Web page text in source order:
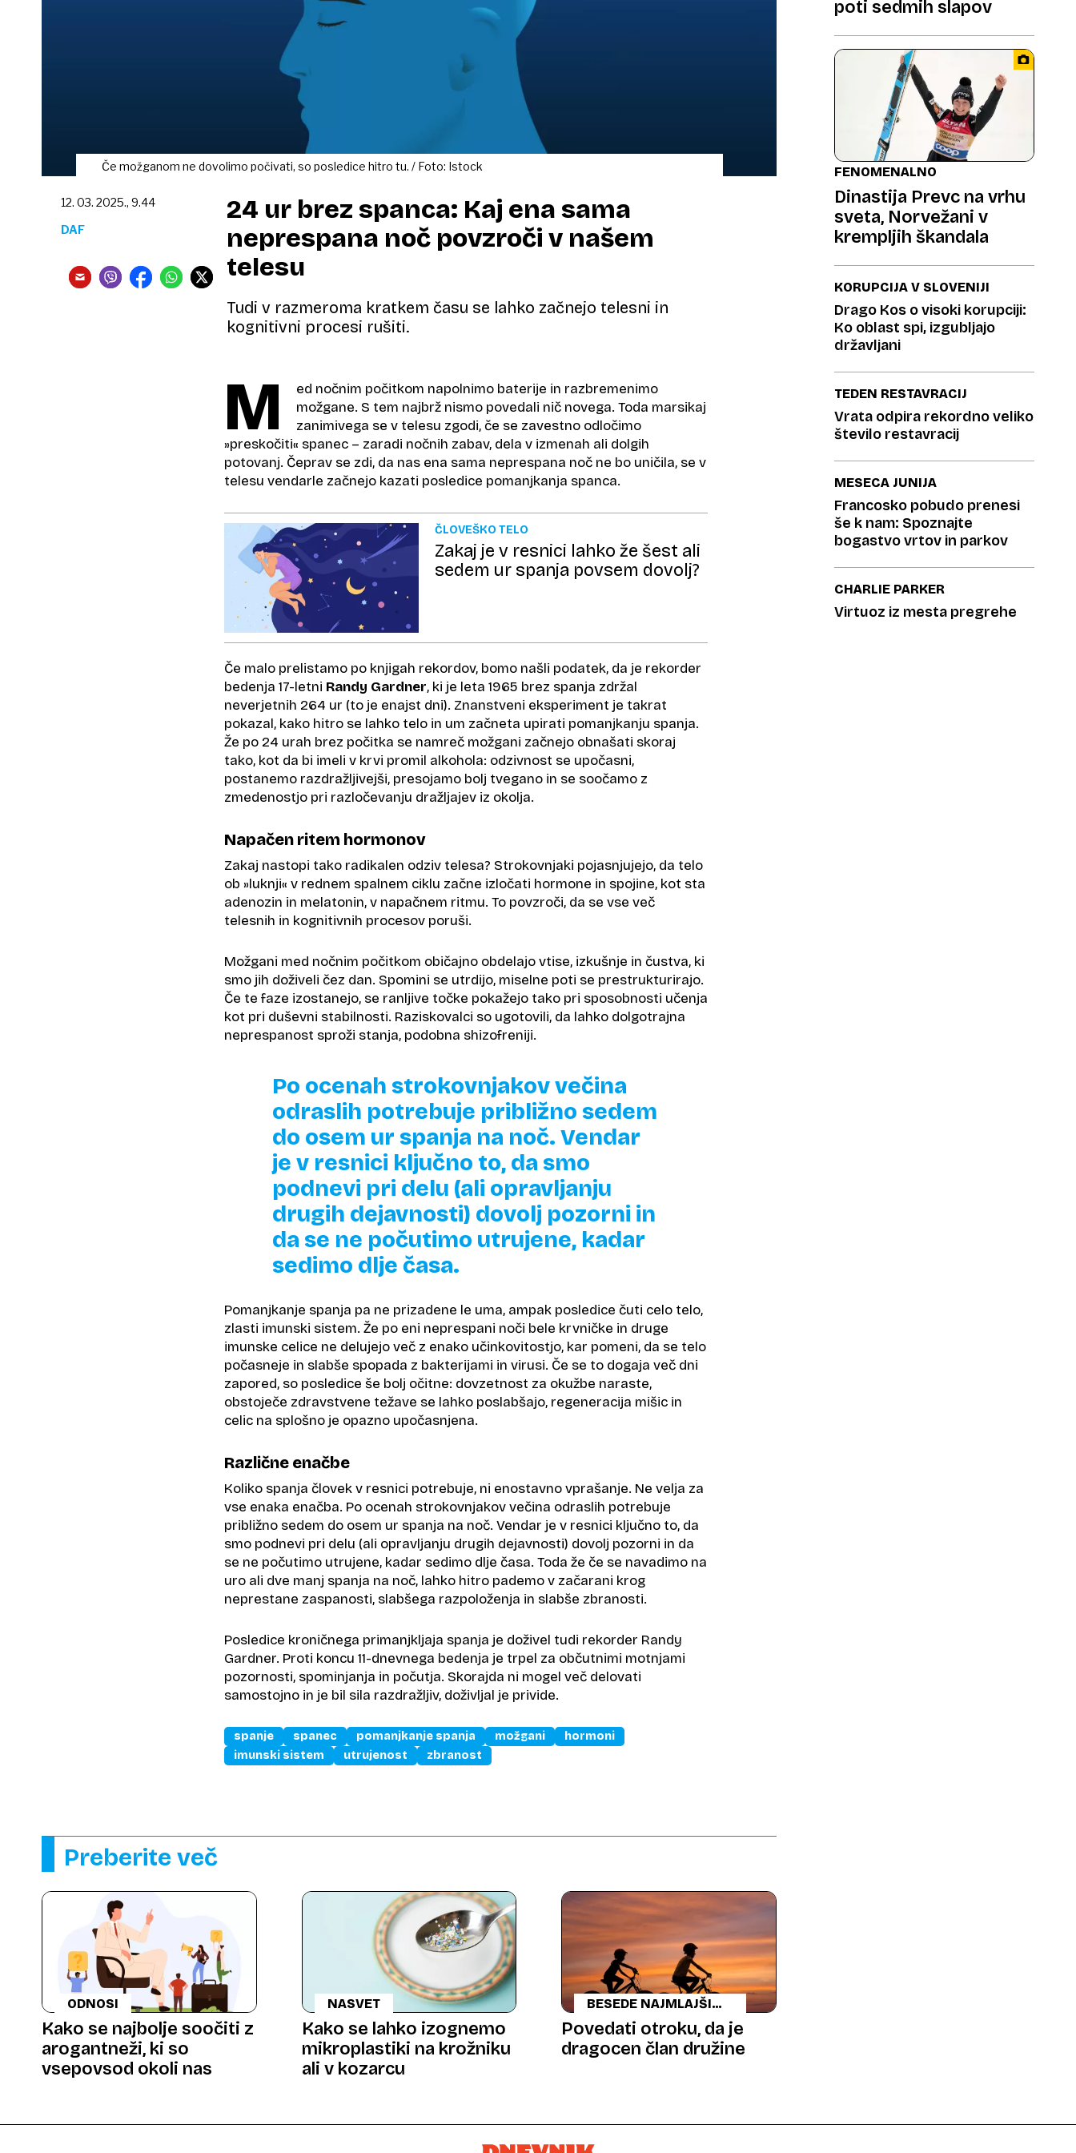
Če možganom ne dovolimo počivati, so posledice hitro tu. / Foto: Istock
24 ur brez spanca: Kaj ena sama
neprespana noč povzroči v našem
telesu
Tudi v razmeroma kratkem času se lahko začnejo telesni in
kognitivni procesi rušiti.
12. 03. 2025., 9.44
DAF
M
ed nočnim počitkom napolnimo baterije in razbremenimo
možgane. S tem najbrž nismo povedali nič novega. Toda marsikaj
zanimivega se v telesu zgodi, če se zavestno odločimo
»preskočiti« spanec – zaradi nočnih zabav, dela v izmenah ali dolgih
potovanj. Čeprav se zdi, da nas ena sama neprespana noč ne bo uničila, se v
telesu vendarle začnejo kazati posledice pomanjkanja spanca.
ČLOVEŠKO TELO
Zakaj je v resnici lahko že šest ali
sedem ur spanja povsem dovolj?
Če malo prelistamo po knjigah rekordov, bomo našli podatek, da je rekorder
bedenja 17-letni Randy Gardner, ki je leta 1965 brez spanja zdržal
neverjetnih 264 ur (to je enajst dni). Znanstveni eksperiment je takrat
pokazal, kako hitro se lahko telo in um začneta upirati pomanjkanju spanja.
Že po 24 urah brez počitka se namreč možgani začnejo obnašati skoraj
tako, kot da bi imeli v krvi promil alkohola: odzivnost se upočasni,
postanemo razdražljivejši, presojamo bolj tvegano in se soočamo z
zmedenostjo pri razločevanju dražljajev iz okolja.
Napačen ritem hormonov
Zakaj nastopi tako radikalen odziv telesa? Strokovnjaki pojasnjujejo, da telo
ob »luknji« v rednem spalnem ciklu začne izločati hormone in spojine, kot sta
adenozin in melatonin, v napačnem ritmu. To povzroči, da se vse več
telesnih in kognitivnih procesov poruši.
Možgani med nočnim počitkom običajno obdelajo vtise, izkušnje in čustva, ki
smo jih doživeli čez dan. Spomini se utrdijo, miselne poti se prestrukturirajo.
Če te faze izostanejo, se ranljive točke pokažejo tako pri sposobnosti učenja
kot pri duševni stabilnosti. Raziskovalci so ugotovili, da lahko dolgotrajna
neprespanost sproži stanja, podobna shizofreniji.
Po ocenah strokovnjakov večina
odraslih potrebuje približno sedem
do osem ur spanja na noč. Vendar
je v resnici ključno to, da smo
podnevi pri delu (ali opravljanju
drugih dejavnosti) dovolj pozorni in
da se ne počutimo utrujene, kadar
sedimo dlje časa.
Pomanjkanje spanja pa ne prizadene le uma, ampak posledice čuti celo telo,
zlasti imunski sistem. Že po eni neprespani noči bele krvničke in druge
imunske celice ne delujejo več z enako učinkovitostjo, kar pomeni, da se telo
počasneje in slabše spopada z bakterijami in virusi. Če se to dogaja več dni
zapored, so posledice še bolj očitne: dovzetnost za okužbe naraste,
obstoječe zdravstvene težave se lahko poslabšajo, regeneracija mišic in
celic na splošno je opazno upočasnjena.
Različne enačbe
Koliko spanja človek v resnici potrebuje, ni enostavno vprašanje. Ne velja za
vse enaka enačba. Po ocenah strokovnjakov večina odraslih potrebuje
približno sedem do osem ur spanja na noč. Vendar je v resnici ključno to, da
smo podnevi pri delu (ali opravljanju drugih dejavnosti) dovolj pozorni in da
se ne počutimo utrujene, kadar sedimo dlje časa. Toda že če se navadimo na
uro ali dve manj spanja na noč, lahko hitro pademo v začarani krog
neprestane zaspanosti, slabšega razpoloženja in slabše zbranosti.
Posledice kroničnega primanjkljaja spanja je doživel tudi rekorder Randy
Gardner. Proti koncu 11-dnevnega bedenja je trpel za občutnimi motnjami
pozornosti, spominjanja in počutja. Skorajda ni mogel več delovati
samostojno in je bil sila razdražljiv, doživljal je privide.
spanje spanec pomanjkanje spanja možgani
hormoni
imunski sistem
utrujenost zbranost
poti sedmih slapov
FENOMENALNO
Dinastija Prevc na vrhu
sveta, Norvežani v
krempljih škandala
KORUPCIJA V SLOVENIJI
Drago Kos o visoki korupciji:
Ko oblast spi, izgubljajo
državljani
TEDEN RESTAVRACIJ
Vrata odpira rekordno veliko
število restavracij
MESECA JUNIJA
Francosko pobudo prenesi
še k nam: Spoznajte
bogastvo vrtov in parkov
CHARLIE PARKER
Virtuoz iz mesta pregrehe
Preberite več
ODNOSI
Kako se najbolje soočiti z
arogantneži, ki so
vsepovsod okoli nas
NASVET
Kako se lahko izognemo
mikroplastiki na krožniku
ali v kozarcu
BESEDE NAJMLAJŠIM,
2. DEL
Povedati otroku, da je
dragocen član družine